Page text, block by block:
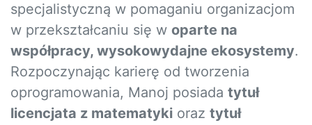
specjalistyczną w pomaganiu organizacjom
w przekształcaniu się w oparte na
współpracy, wysokowydajne ekosystemy.
Rozpoczynając karierę od tworzenia
oprogramowania, Manoj posiada tytuł
licencjata z matematyki oraz tytuł